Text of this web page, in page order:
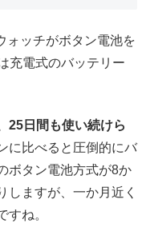
ォッチがボタン電池を
充電式のバッテリー
25日間も使い続けら
に比べると圧倒的にバ
ボタン電池方式が8か
しますが、一か月近く
すね。